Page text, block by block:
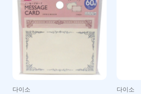
다이소 다이소